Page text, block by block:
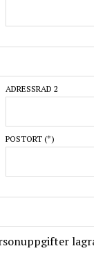
ADRESSRAD 2
POSTORT (*)